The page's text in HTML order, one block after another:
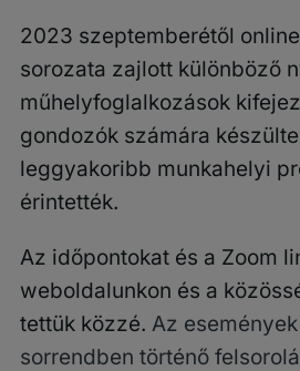
2023 szeptemberétől
sorozata zajlott különböző
műhelyfoglalkozások
gondozók számára
leggyakoribb munkahelyi
érintették.
Az időpontokat és a Zoom
weboldalunkon és a
tettük közzé. Az
sorrendben történő